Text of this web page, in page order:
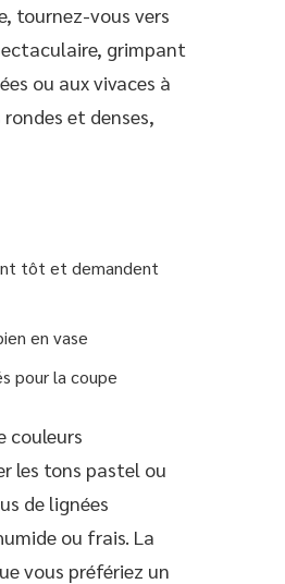
tournez-vous vers
grimpant
ou aux vivaces à
et denses,
tôt et demandent
en vase
pour la coupe
couleurs
les tons pastel ou
de lignées
ou frais. La
vous préfériez un